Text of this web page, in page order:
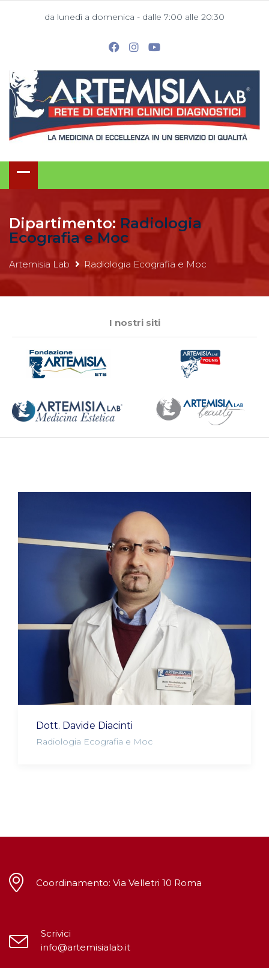
da lunedì a domenica - dalle 7:00 alle 20:30
Dipartimento: Radiologia
Ecografia e Moc
Artemisia Lab Radiologia Ecografia e Moc
I nostri siti
Dott. Davide Diacinti
Radiologia Ecografia e Moc
Coordinamento: Via Velletri 10 Roma
Scrivici
info@artemisialab.it